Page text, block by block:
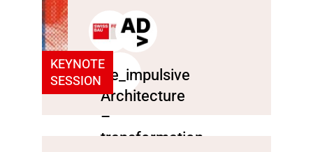
KEYNOTE
SESSION